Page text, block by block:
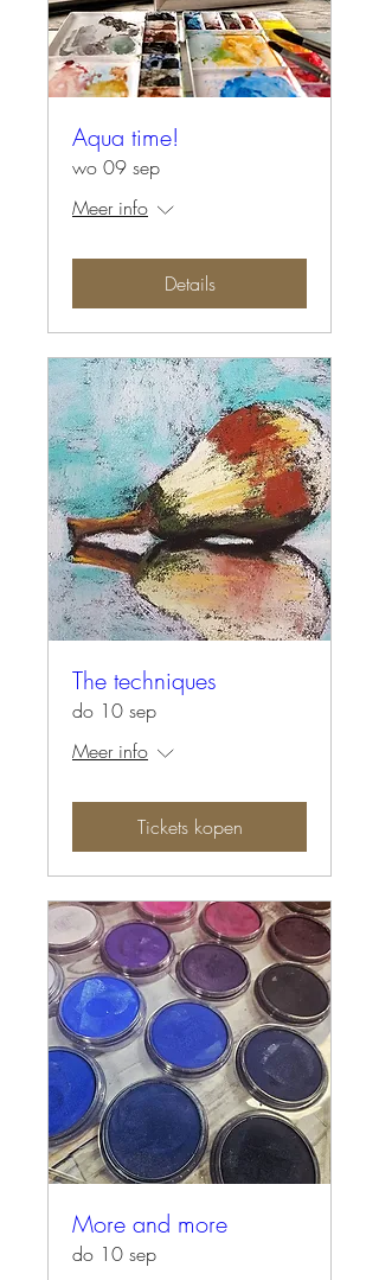
Aqua time!
wo 09 sep
Meer info
Details
The techniques
do 10 sep
Meer info
Tickets kopen
More and more
do 10 sep